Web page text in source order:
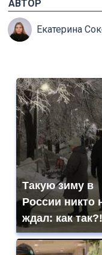
АВТОР
Екатерина
Такую зиму в
России никто
ждал: как так?!